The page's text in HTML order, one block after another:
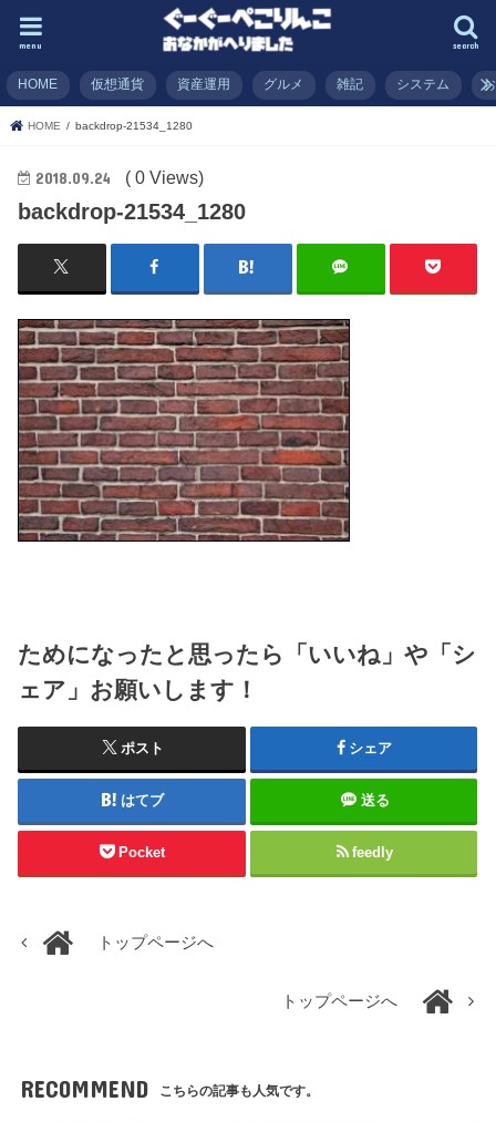
search
menu
HOME 仮想通貨 資産運用 グルメ 雑記 システム
HOME backdrop-21534_1280
2018.09.24 ( 0 Views)
backdrop-21534_1280
ためになったと思ったら「いいね」や「シ
ェア」お願いします！
ポスト シェア
はてブ 送る
Pocket feedly
トップページへ
トップページへ
RECOMMEND こちらの記事も人気です。